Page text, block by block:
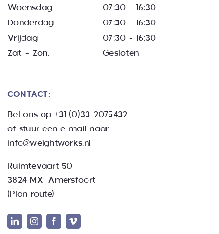
Woensdag
07:30 – 16:30
Donderdag
07:30 – 16:30
Vrijdag
07:30 – 16:30
Zat. – Zon.
Gesloten
CONTACT:
Bel ons op +31 (0)33 2075432
of stuur een e-mail naar
info@weightworks.nl
Ruimtevaart 50
3824 MX Amersfoort
(Plan route)